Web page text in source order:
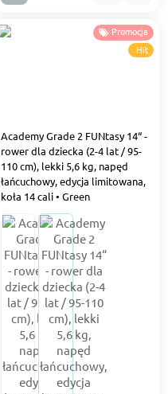
Promocja
Hit
Academy Grade 2 FUNtasy 14“ -
rower dla dziecka (2-4 lat / 95-
110 cm), lekki 5,6 kg, napęd
łańcuchowy, edycja limitowana,
koła 14 cali • Green